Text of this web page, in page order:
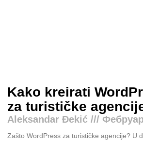
Kako kreirati
za turističke
Aleksandar Đekić
Zašto WordPress za turističke agencije? U